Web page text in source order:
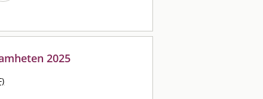
2025